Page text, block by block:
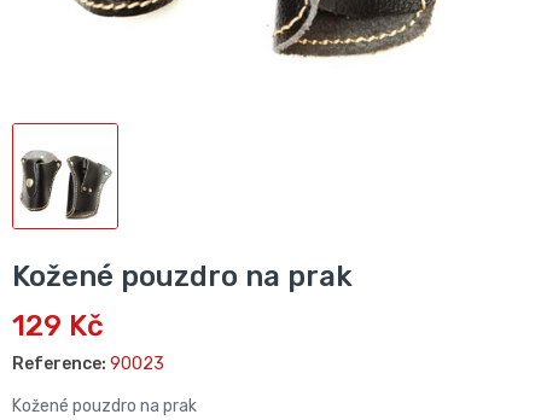
Kožené pouzdro na prak
129 Kč
Reference: 90023
Kožené pouzdro na prak